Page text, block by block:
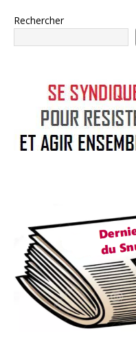
Rechercher